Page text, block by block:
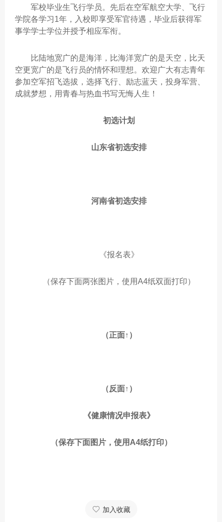
军校毕业生飞行学员。先后在空军航空大学、飞行
学院各学习1年，入校即享受军官待遇，毕业后获得军
事学学士学位并授予相应军衔。
比陆地宽广的是海洋，比海洋宽广的是天空，比天
空更宽广的是飞行员的情怀和理想。欢迎广大有志青年
参加空军招飞选拔，选择飞行、励志蓝天，投身军营、
成就梦想，用青春与热血书写无悔人生！
初选计划
山东省初选安排
河南省初选安排
《报名表》
（保存下面两张图片，使用A4纸双面打印）
（正面↑）
（反面↑）
《健康情况申报表》
（保存下面图片，使用A4纸打印）
加入收藏